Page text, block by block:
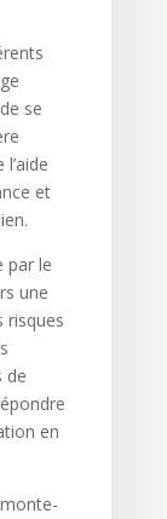
se
et
par le
une
risques
de
en